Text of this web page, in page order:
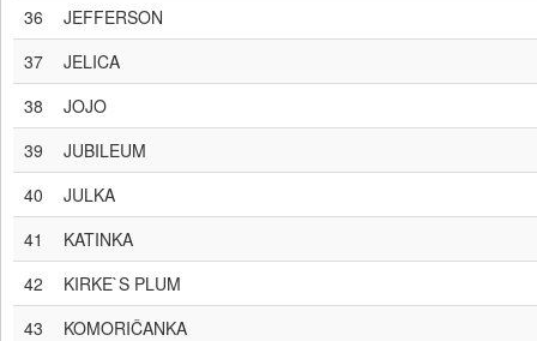
36
JEFFERSON
37
JELICA
38
JOJO
39
JUBILEUM
40
JULKA
41
KATINKA
42
KIRKE`S PLUM
43
KOMORIČANKA